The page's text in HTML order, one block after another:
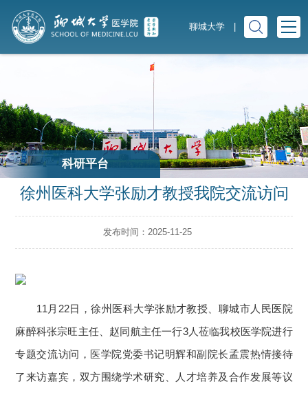
聊城大学
科研平台
徐州医科大学张励才教授我院交流访问
发布时间：2025-11-25
11月22日，徐州医科大学张励才教授、聊城市人民医院
麻醉科张宗旺主任、赵同航主任一行3人莅临我校医学院进行
专题交流访问，医学院党委书记明辉和副院长孟震热情接待
了来访嘉宾，双方围绕学术研究、人才培养及合作发展等议